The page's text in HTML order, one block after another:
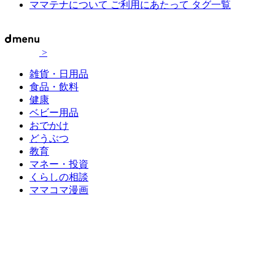
ママテナについて ご利用にあたって タグ一覧
>
雑貨・日用品
食品・飲料
健康
ベビー用品
おでかけ
どうぶつ
教育
マネー・投資
くらしの相談
ママコマ漫画